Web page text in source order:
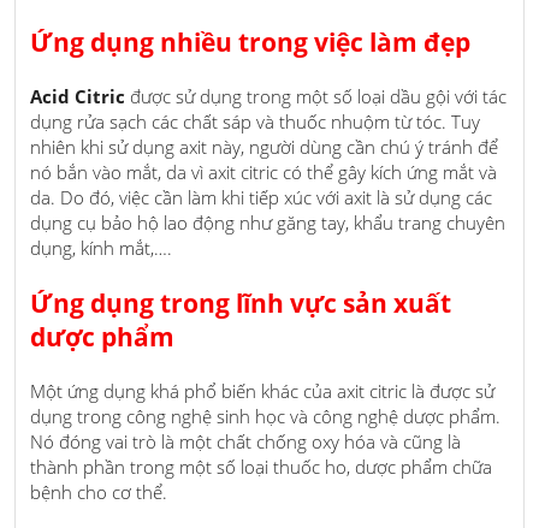
Ứng dụng nhiều trong việc làm đẹp
Acid Citric được sử dụng trong một số loại dầu gội với tác
dụng rửa sạch các chất sáp và thuốc nhuộm từ tóc. Tuy
nhiên khi sử dụng axit này, người dùng cần chú ý tránh để
nó bắn vào mắt, da vì axit citric có thể gây kích ứng mắt và
da. Do đó, việc cần làm khi tiếp xúc với axit là sử dụng các
dụng cụ bảo hộ lao động như găng tay, khẩu trang chuyên
dụng, kính mắt,….
Ứng dụng trong lĩnh vực sản xuất
dược phẩm
Một ứng dụng khá phổ biến khác của axit citric là được sử
dụng trong công nghệ sinh học và công nghệ dược phẩm.
Nó đóng vai trò là một chất chống oxy hóa và cũng là
thành phần trong một số loại thuốc ho, dược phẩm chữa
bệnh cho cơ thể.